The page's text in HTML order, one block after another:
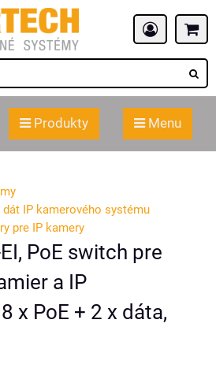
Produkty Menu
IP kamerového systému
pre IP kamery
PoE switch pre
a IP
x PoE + 2 x dáta,